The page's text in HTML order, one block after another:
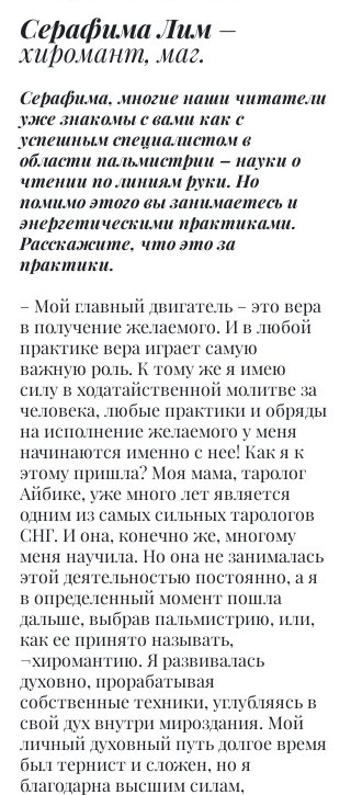
Серафима Лим –
хиромант, маг.
Серафима, многие наши читатели
уже знакомы с вами как с
успешным специалистом в
области пальмистрии – науки о
чтении по линиям руки. Но
помимо этого вы занимаетесь и
энергетическими практиками.
Расскажите, что это за
практики.
– Мой главный двигатель – это вера
в получение желаемого. И в любой
практике вера играет самую
важную роль. К тому же я имею
силу в ходатайственной молитве за
человека, любые практики и обряды
на исполнение желаемого у меня
начинаются именно с нее! Как я к
этому пришла? Моя мама, таролог
Айбике, уже много лет является
одним из самых сильных тарологов
СНГ. И она, конечно же, многому
меня научила. Но она не занималась
этой деятельностью постоянно, а я
в определенный момент пошла
дальше, выбрав пальмистрию, или,
как ее принято называть,
¬хиромантию. Я развивалась
духовно, прорабатывая
собственные техники, углубляясь в
свой дух внутри мироздания. Мой
личный духовный путь долгое время
был тернист и сложен, но я
благодарна высшим силам,